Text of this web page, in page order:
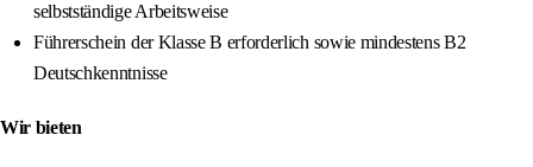
selbstständige Arbeitsweise
Führerschein der Klasse B erforderlich sowie mindestens B2
Deutschkenntnisse
Wir bieten